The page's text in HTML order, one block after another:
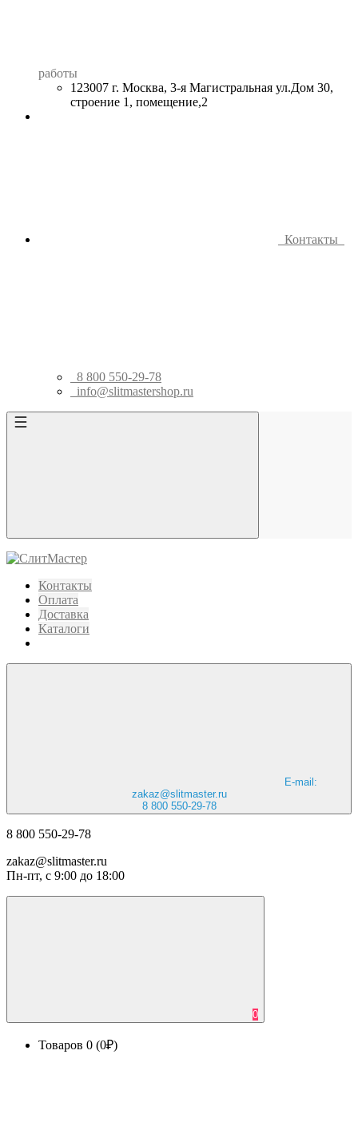
работы
123007 г. Москва, 3-я Магистральная ул.Дом 30,
строение 1, помещение,2
Контакты
8 800 550-29-78
info@slitmastershop.ru
Контакты
Оплата
Доставка
Каталоги
E-mail:
zakaz@slitmaster.ru
8 800 550-29-78
8 800 550-29-78
zakaz@slitmaster.ru
Пн-пт, с 9:00 до 18:00
0
Товаров 0 (0₽)